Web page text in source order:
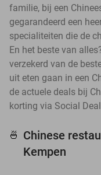
familie, bij een
gegarandeerd een
specialiteiten die de
En het beste van
verzekerd van de
uit eten gaan in een
de actuele deals bij
korting via Social
🍜
Chinese
Kempen